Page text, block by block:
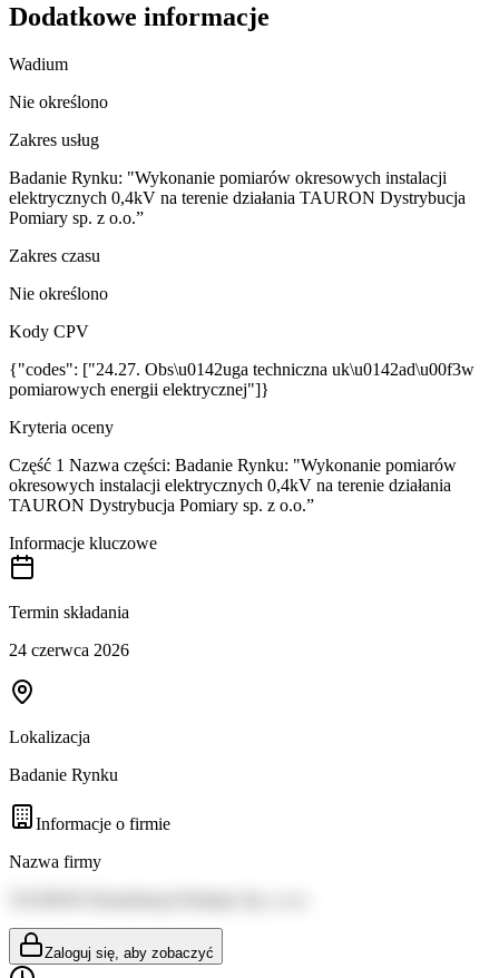
Dodatkowe informacje
Wadium
Nie określono
Zakres usług
Badanie Rynku: "Wykonanie pomiarów okresowych instalacji
elektrycznych 0,4kV na terenie działania TAURON Dystrybucja
Pomiary sp. z o.o.”
Zakres czasu
Nie określono
Kody CPV
{"codes": ["24.27. Obs\u0142uga techniczna uk\u0142ad\u00f3w
pomiarowych energii elektrycznej"]}
Kryteria oceny
Część 1 Nazwa części: Badanie Rynku: "Wykonanie pomiarów
okresowych instalacji elektrycznych 0,4kV na terenie działania
TAURON Dystrybucja Pomiary sp. z o.o.”
Informacje kluczowe
Termin składania
24 czerwca 2026
Lokalizacja
Badanie Rynku
Informacje o firmie
Nazwa firmy
Zaloguj się, aby zobaczyć